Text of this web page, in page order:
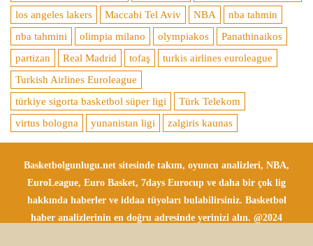
los angeles lakers
Maccabi Tel Aviv NBA
nba tahmin
nba tahmini
olimpia milano olympiakos
Panathinaikos
partizan
Real Madrid tofaş
turkis airlines euroleague
Turkish Airlines Euroleague
türkiye sigorta basketbol süper ligi
Türk Telekom
virtus bologna
yunanistan ligi zalgiris kaunas
Basketbolgunlugu.net sitesinde takım, oyuncu analizleri, NBA,
EuroLeague, Euro Basket, 7days Eurocup ve daha bir çok lig
hakkında haberler ve iddaa tüyoları bulabilirsiniz. Basketbol
haber analizlerinin en doğru adresinde yerinizi alın. @2024